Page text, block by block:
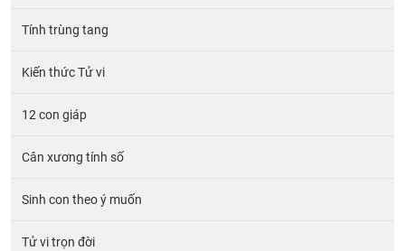
Tính trùng tang
Kiến thức Tử vi
12 con giáp
Cân xương tính số
Sinh con theo ý muốn
Tử vi trọn đời